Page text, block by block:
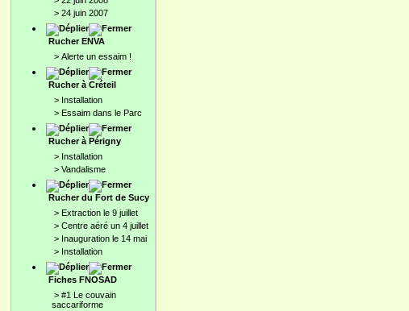
> 24 juin 2007
Rucher ENVA
> Alerte un essaim !
Rucher à Créteil
> Installation
> Essaim dans le Parc
Rucher à Périgny
> Installation
> Vandalisme
Rucher du Fort de Sucy
> Extraction le 9 juillet
> Centre aéré un 4 juillet
> Inauguration le 14 mai
> Installation
Fiches FNOSAD
> #1 Le couvain
saccariforme